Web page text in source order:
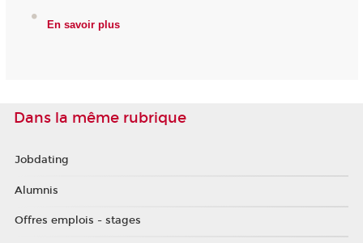
En savoir plus
Dans la même rubrique
Jobdating
Alumnis
Offres emplois - stages